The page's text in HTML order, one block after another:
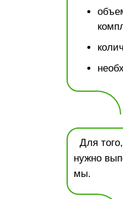
Для
нужно
мы.